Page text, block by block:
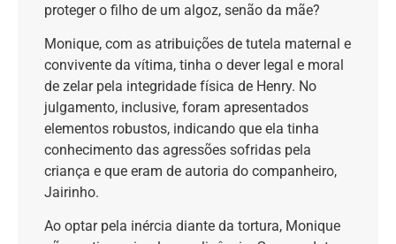
proteger o filho de um algoz, senão da mãe?
Monique, com as atribuições de tutela maternal e
convivente da vítima, tinha o dever legal e moral
de zelar pela integridade física de Henry. No
julgamento, inclusive, foram apresentados
elementos robustos, indicando que ela tinha
conhecimento das agressões sofridas pela
criança e que eram de autoria do companheiro,
Jairinho.
Ao optar pela inércia diante da tortura, Monique